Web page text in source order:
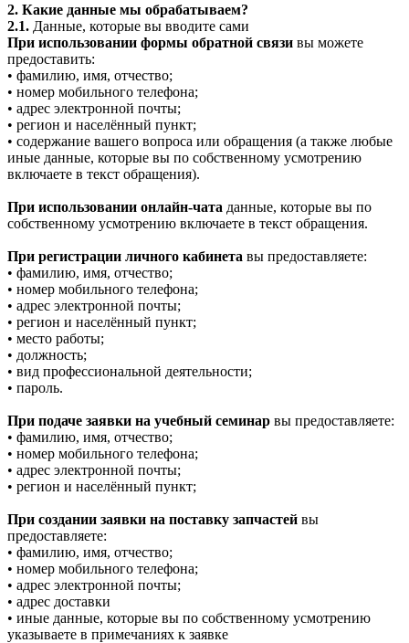
2. Какие данные мы обрабатываем?
2.1. Данные, которые вы вводите сами
При использовании формы обратной связи вы можете
предоставить:
• фамилию, имя, отчество;
• номер мобильного телефона;
• адрес электронной почты;
• регион и населённый пункт;
• содержание вашего вопроса или обращения (а также любые
иные данные, которые вы по собственному усмотрению
включаете в текст обращения).
При использовании онлайн-чата данные, которые вы по
собственному усмотрению включаете в текст обращения.
При регистрации личного кабинета вы предоставляете:
• фамилию, имя, отчество;
• номер мобильного телефона;
• адрес электронной почты;
• регион и населённый пункт;
• место работы;
• должность;
• вид профессиональной деятельности;
• пароль.
При подаче заявки на учебный семинар вы предоставляете:
• фамилию, имя, отчество;
• номер мобильного телефона;
• адрес электронной почты;
• регион и населённый пункт;
При создании заявки на поставку запчастей вы
предоставляете:
• фамилию, имя, отчество;
• номер мобильного телефона;
• адрес электронной почты;
• адрес доставки
• иные данные, которые вы по собственному усмотрению
указываете в примечаниях к заявке